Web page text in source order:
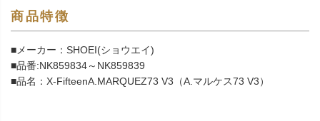
商品特徴
■メーカー：SHOEI(ショウエイ)
■品番:NK859834～NK859839
■品名：X-FifteenA.MARQUEZ73 V3（A.マルケス73 V3）